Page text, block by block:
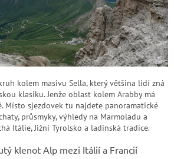
kolem masivu Sella, který většina lidí zná
klasiku. Jenže oblast kolem Arabby má
Místo sjezdovek tu najdete panoramatické
průsmyky, výhledy na Marmoladu a
Itálie, Jižní Tyrolsko a ladinská tradice.
klenot Alp mezi Itálií a Francií